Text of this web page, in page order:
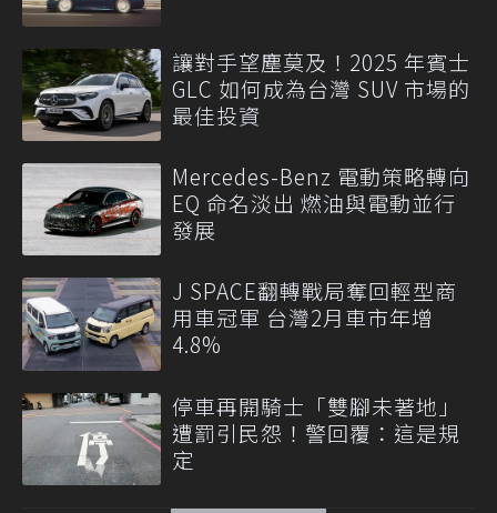
讓對手望塵莫及！2025 年賓士
GLC 如何成為台灣 SUV 市場的
最佳投資
Mercedes-Benz 電動策略轉向
EQ 命名淡出 燃油與電動並行
發展
J SPACE翻轉戰局奪回輕型商
用車冠軍 台灣2月車市年增
4.8%
停車再開騎士「雙腳未著地」
遭罰引民怨！警回覆：這是規
定